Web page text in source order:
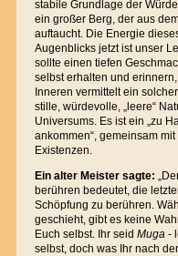
stabile Grundlage der
ein großer Berg, der aus
auftaucht. Die Energie
Augenblicks jetzt ist unser
sollte einen tiefen
selbst erhalten und
Inneren vermittelt ein
stille, würdevolle, „leere“
Universums. Es ist ein „zu
ankommen“, gemeinsam mit
Existenzen.
Ein alter Meister sagte:
berühren bedeutet, die
Schöpfung zu berühren.
geschieht, gibt es keine
Euch selbst. Ihr seid Muga-
selbst, doch was Ihr nach